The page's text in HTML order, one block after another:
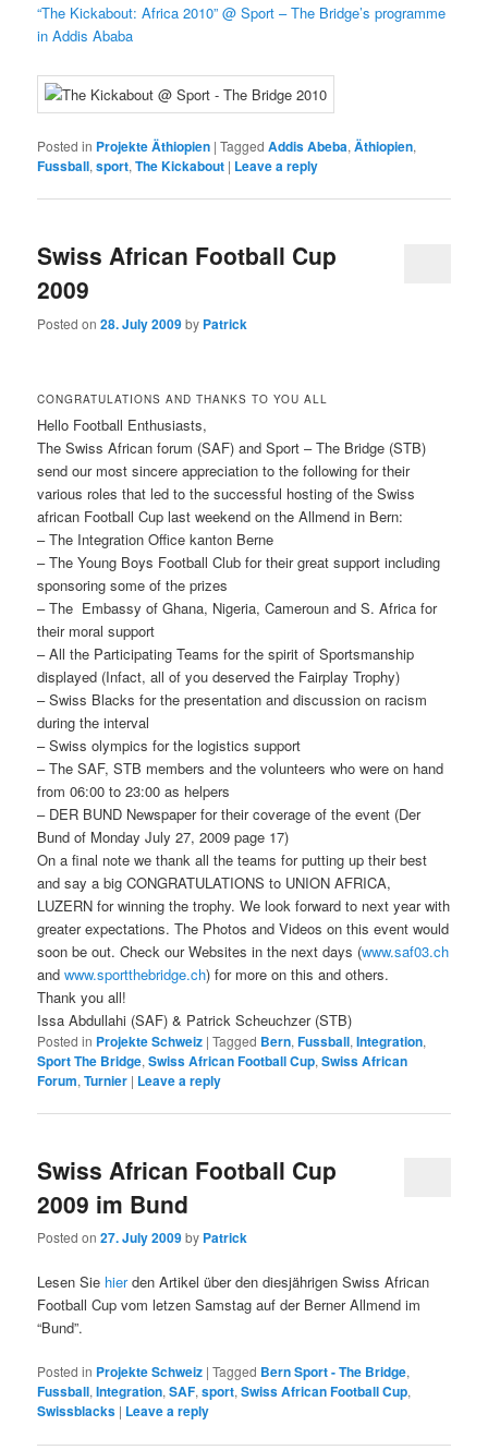
“The Kickabout: Africa 2010” @ Sport – The Bridge’s programme
in Addis Ababa
Posted in Projekte Äthiopien |Tagged Addis Abeba,Äthiopien,
Fussball,sport,The Kickabout | Leave a reply
Swiss African Football Cup
2009
Posted on28. July 2009by Patrick
CONGRATULATIONS AND THANKS TO YOU ALL
Hello Football Enthusiasts,
The Swiss African forum (SAF) and Sport – The Bridge (STB)
send our most sincere appreciation to the following for their
various roles that led to the successful hosting of the Swiss
african Football Cup last weekend on the Allmend in Bern:
– The Integration Office kanton Berne
– The Young Boys Football Club for their great support including
sponsoring some of the prizes
– The Embassy of Ghana, Nigeria, Cameroun and S. Africa for
their moral support
– All the Participating Teams for the spirit of Sportsmanship
displayed (Infact, all of you deserved the Fairplay Trophy)
– Swiss Blacks for the presentation and discussion on racism
during the interval
– Swiss olympics for the logistics support
– The SAF, STB members and the volunteers who were on hand
from 06:00 to 23:00 as helpers
– DER BUND Newspaper for their coverage of the event (Der
Bund of Monday July 27, 2009 page 17)
On a final note we thank all the teams for putting up their best
and say a big CONGRATULATIONS to UNION AFRICA,
LUZERN for winning the trophy. We look forward to next year with
greater expectations. The Photos and Videos on this event would
soon be out. Check our Websites in the next days (www.saf03.ch
andwww.sportthebridge.ch) for more on this and others.
Thank you all!
Issa Abdullahi (SAF) & Patrick Scheuchzer (STB)
Posted in Projekte Schweiz |Tagged Bern,Fussball,Integration,
Sport The Bridge,Swiss African Football Cup,Swiss African
Forum,Turnier | Leave a reply
Swiss African Football Cup
2009 im Bund
Posted on27. July 2009by Patrick
Lesen Sie hierden Artikel über den diesjährigen Swiss African
Football Cup vom letzen Samstag auf der Berner Allmend im
“Bund”.
Posted in Projekte Schweiz |Tagged Bern Sport - The Bridge,
Fussball,Integration,SAF,sport,Swiss African Football Cup,
Swissblacks | Leave a reply